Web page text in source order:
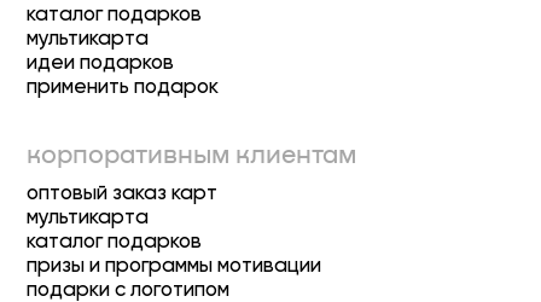
каталог подарков
мультикарта
идеи подарков
применить подарок
корпоративным клиентам
оптовый заказ карт
мультикарта
каталог подарков
призы и программы мотивации
подарки с логотипом